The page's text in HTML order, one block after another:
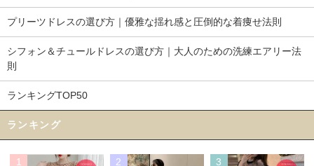
プリーツドレスの選び方｜優雅な揺れ感と圧倒的な着痩せ法則
シフォン＆チュールドレスの選び方｜大人のための洗練エアリー法
則
ランキングTOP50
ランキング
1 2 3